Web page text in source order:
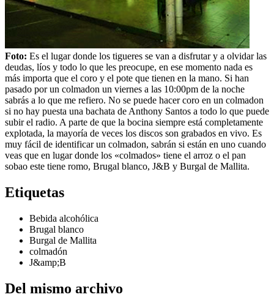
Foto: Es el lugar donde los tigueres se van a disfrutar y a olvidar las
deudas, líos y todo lo que les preocupe, en ese momento nada es
más importa que el coro y el pote que tienen en la mano. Si han
pasado por un colmadon un viernes a las 10:00pm de la noche
sabrás a lo que me refiero. No se puede hacer coro en un colmadon
si no hay puesta una bachata de Anthony Santos a todo lo que puede
subir el radio. A parte de que la bocina siempre está completamente
explotada, la mayoría de veces los discos son grabados en vivo. Es
muy fácil de identificar un colmadon, sabrán si están en uno cuando
veas que en lugar donde los «colmados» tiene el arroz o el pan
sobao este tiene romo, Brugal blanco, J&B y Burgal de Mallita.
Etiquetas
Bebida alcohólica
Brugal blanco
Burgal de Mallita
colmadón
J&amp;B
Del mismo archivo